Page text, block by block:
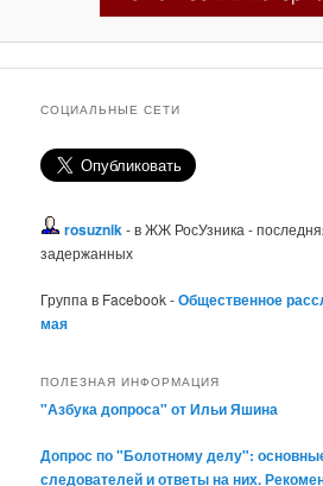
СОЦИАЛЬНЫЕ СЕТИ
rosuznik- в ЖЖ РосУзника -
задержанных
Группа в Facebook -Общественное
мая
ПОЛЕЗНАЯ ИНФОРМАЦИЯ
"Азбука допроса" от Ильи Яшина
Допрос по "Болотному делу":
следователей и ответы на них.